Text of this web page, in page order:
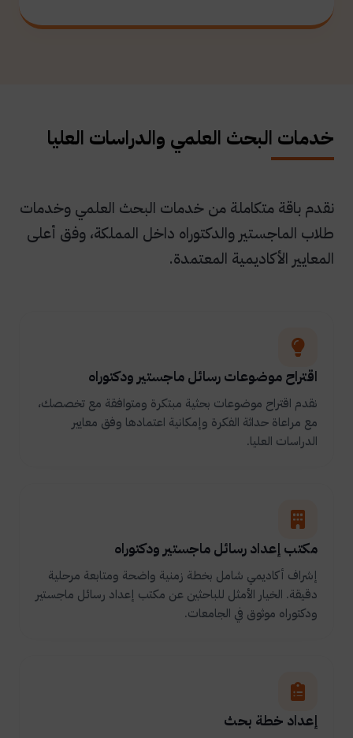
خدمات البحث العلمي والدراسات العليا
نقدم باقة متكاملة من خدمات البحث العلمي وخدمات
طلاب الماجستير والدكتوراه داخل المملكة، وفق أعلى
المعايير الأكاديمية المعتمدة.
اقتراح موضوعات رسائل ماجستير ودكتوراه
نقدم اقتراح موضوعات بحثية مبتكرة ومتوافقة مع تخصصك،
مع مراعاة حداثة الفكرة وإمكانية اعتمادها وفق معايير
الدراسات العليا.
مكتب إعداد رسائل ماجستير ودكتوراه
إشراف أكاديمي شامل بخطة زمنية واضحة ومتابعة مرحلية
دقيقة. الخيار الأمثل للباحثين عن مكتب إعداد رسائل ماجستير
ودكتوراه موثوق في الجامعات.
إعداد خطة بحث